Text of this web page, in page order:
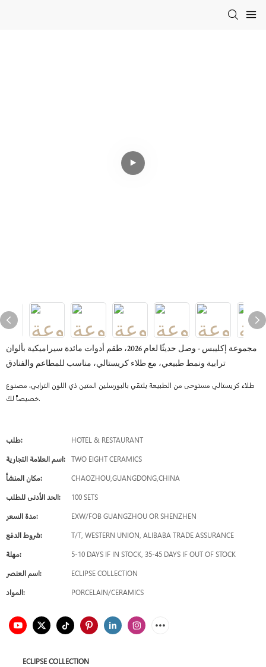
مجموعة إكليبس - وصل حديثًا لعام 2026، طقم أدوات مائدة سيراميكية بألوان
ترابية ونمط طبيعي، مع طلاء كريستالي، مناسب للمطاعم والفنادق
طلاء كريستالي مستوحى من الطبيعة يلتقي بالبورسلين المتين ذي اللون الترابي، مصنوع
خصيصاً لك.
طلب: HOTEL & RESTAURANT
اسم العلامة التجارية: TWO EIGHT CERAMICS
مكان المنشأ: CHAOZHOU,GUANGDONG,CHINA
الحد الأدنى للطلب: 100 SETS
مدة السعر: EXW/FOB GUANGZHOU OR SHENZHEN
شروط الدفع: T/T, WESTERN UNION, ALIBABA TRADE ASSURANCE
مهلة: 5-10 DAYS IF IN STOCK, 35-45 DAYS IF OUT OF STOCK
اسم العنصر: ECLIPSE COLLECTION
المواد: PORCELAIN/CERAMICS
ECLIPSE COLLECTION